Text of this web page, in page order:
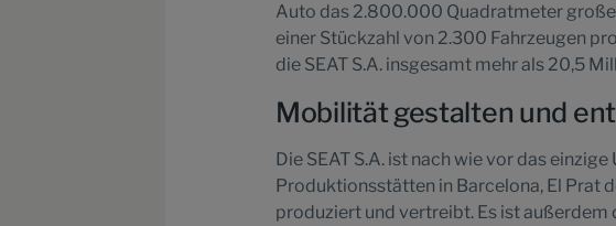
Auto das 2.800.000 Quadratmeter
einer Stückzahl von 2.300 Fahrzeugen
die SEAT S.A. insgesamt mehr als 20,5
Mobilität gestalten und
Die SEAT S.A. ist nach wie vor das
Produktionsstätten in Barcelona, El Prat
produziert und vertreibt. Es ist